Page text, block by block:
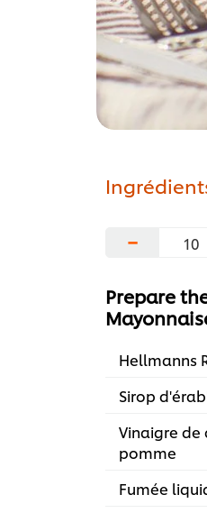
−
Prepare
Hellmanns
Sirop
Vinaigre de
pomme
Fumée